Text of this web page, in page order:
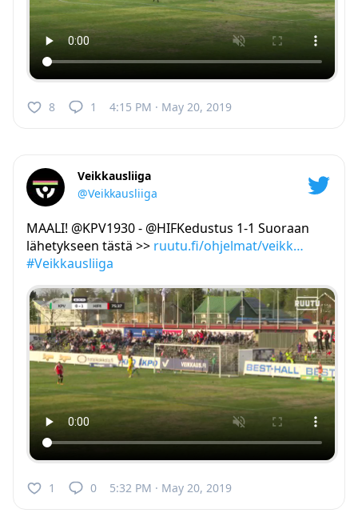
8 1 4:15 PM · May 20, 2019
Veikkausliiga
@Veikkausliiga
MAALI! @KPV1930 - @HIFKedustus 1-1 Suoraan
lähetykseen tästä >> ruutu.fi/ohjelmat/veikk…
#Veikkausliiga
1 0 5:32 PM · May 20, 2019